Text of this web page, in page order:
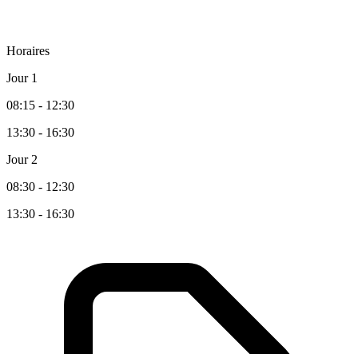
Horaires
Jour 1
08:15 - 12:30
13:30 - 16:30
Jour 2
08:30 - 12:30
13:30 - 16:30